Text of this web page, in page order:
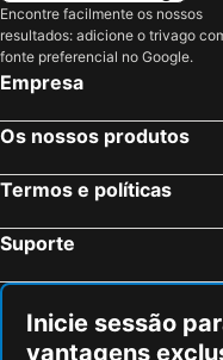
Santorini Main Square
Soulis Hotel
Azalea Hotel
Sun Anemos Resort
Blue Diamond Bay Ex Happy
Villa Nefeli
Encontre facilmente os nossos
resultados: adicione o trivago
fonte preferencial no Google.
Empresa
Os nossos produtos
Termos e políticas
Suporte
Inicie sessão
vantagens